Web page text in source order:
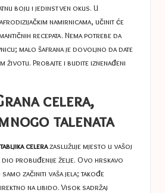
boju i jedinstven okus. U
namirnicama, učinit će
recepata. Nema potrebe da
malo šafrana je dovoljno da date
životu. Probajte i budite iznenađeni
celera,
talenata
celerazaslužuje mjesto u vašoj
probuđenije želje. Ovo hrskavo
začiniti vaša jela; takođe
na libido. Visok sadržaj